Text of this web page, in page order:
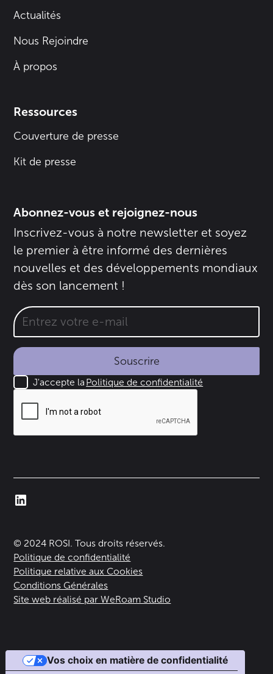
Actualités
Nous Rejoindre
À propos
Ressources
Couverture de presse
Kit de presse
Abonnez-vous et rejoignez-nous
Inscrivez-vous à notre newsletter et soyez
le premier à être informé des dernières
nouvelles et des développements mondiaux
dès son lancement !
Souscrire
J'accepte la Politique de confidentialité
© 2024 ROSI. Tous droits réservés.
Politique de confidentialité
Politique relative aux Cookies
Conditions Générales
Site web réalisé par WeRoam Studio
Vos choix en matière de confidentialité